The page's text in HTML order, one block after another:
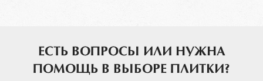
ЕСТЬ ВОПРОСЫ ИЛИ НУЖНА
ПОМОЩЬ В ВЫБОРЕ ПЛИТКИ?